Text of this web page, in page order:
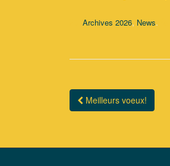
Archives 2026, News.
Navigation
Meilleurs voeux!